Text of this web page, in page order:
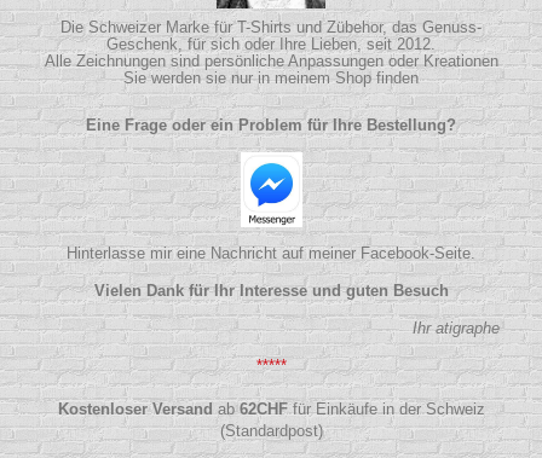
Die Schweizer Marke für T-Shirts und Zübehor, das Genuss-
Geschenk, für sich oder Ihre Lieben, seit 2012.
Alle Zeichnungen sind persönliche Anpassungen oder Kreationen
Sie werden sie nur in meinem Shop finden
Eine Frage oder ein Problem für Ihre Bestellung?
Hinterlasse mir eine Nachricht auf meiner Facebook-Seite.
Vielen Dank für Ihr Interesse und guten Besuch
Ihr atigraphe
*****
Kostenloser Versand ab 62CHFfür Einkäufe in der Schweiz
(Standardpost)